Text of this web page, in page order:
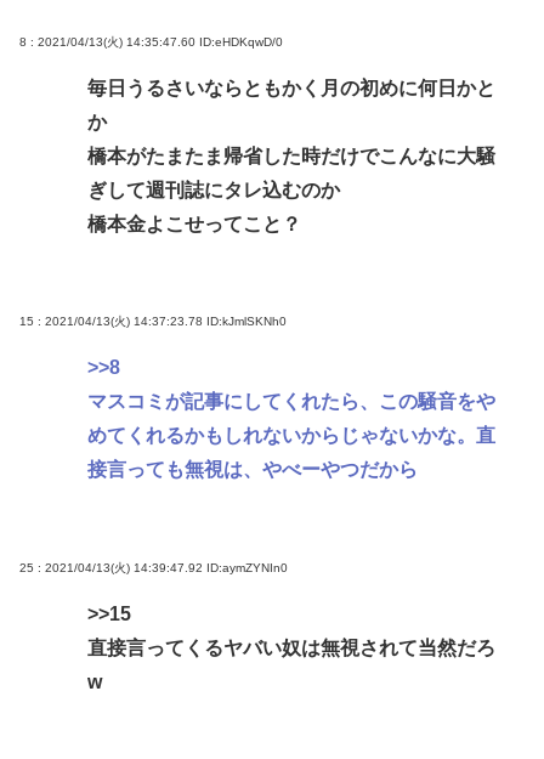
8 : 2021/04/13(火) 14:35:47.60 ID:eHDKqwD/0
毎日うるさいならともかく月の初めに何日かと
か
橋本がたまたま帰省した時だけでこんなに大騒
ぎして週刊誌にタレ込むのか
橋本金よこせってこと？
15 : 2021/04/13(火) 14:37:23.78 ID:kJmlSKNh0
>>8
マスコミが記事にしてくれたら、この騒音をや
めてくれるかもしれないからじゃないかな。直
接言っても無視は、やべーやつだから
25 : 2021/04/13(火) 14:39:47.92 ID:aymZYNIn0
>>15
直接言ってくるヤバい奴は無視されて当然だろ
w